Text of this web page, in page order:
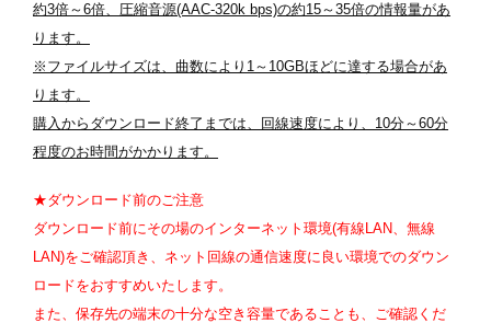
約3倍～6倍、圧縮音源(AAC-320k bps)の約15～35倍の情報量があ
ります。
※ファイルサイズは、曲数により1～10GBほどに達する場合があ
ります。
購入からダウンロード終了までは、回線速度により、10分～60分
程度のお時間がかかります。
★ダウンロード前のご注意
ダウンロード前にその場のインターネット環境(有線LAN、無線
LAN)をご確認頂き、ネット回線の通信速度に良い環境でのダウン
ロードをおすすめいたします。
また、保存先の端末の十分な空き容量であることも、ご確認くだ